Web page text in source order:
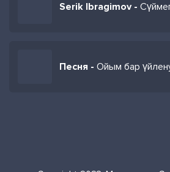
Serik Ibragimov -
Песня - Ойым бар